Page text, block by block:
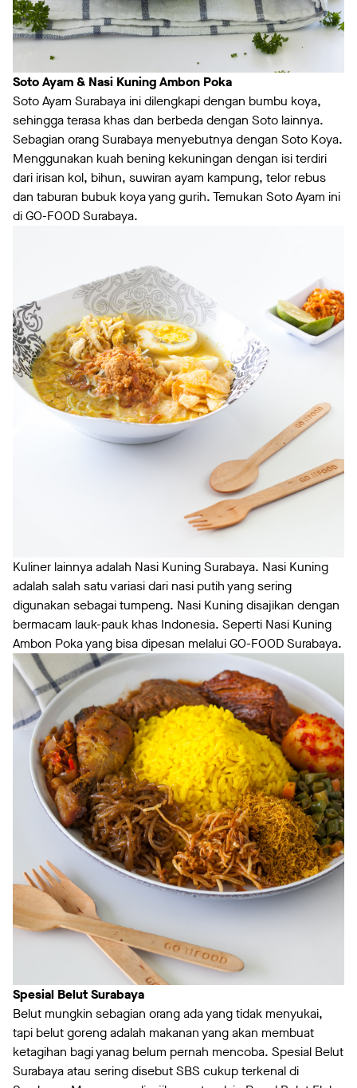
Soto Ayam & Nasi Kuning Ambon Poka
Soto Ayam Surabaya ini dilengkapi dengan bumbu koya,
sehingga terasa khas dan berbeda dengan Soto lainnya.
Sebagian orang Surabaya menyebutnya dengan Soto Koya.
Menggunakan kuah bening kekuningan dengan isi terdiri
dari irisan kol, bihun, suwiran ayam kampung, telor rebus
dan taburan bubuk koya yang gurih. Temukan Soto Ayam ini
di GO-FOOD Surabaya.
Kuliner lainnya adalah Nasi Kuning Surabaya. Nasi Kuning
adalah salah satu variasi dari nasi putih yang sering
digunakan sebagai tumpeng. Nasi Kuning disajikan dengan
bermacam lauk-pauk khas Indonesia. Seperti Nasi Kuning
Ambon Poka yang bisa dipesan melalui GO-FOOD Surabaya.
Spesial Belut Surabaya
Belut mungkin sebagian orang ada yang tidak menyukai,
tapi belut goreng adalah makanan yang akan membuat
ketagihan bagi yanag belum pernah mencoba. Spesial Belut
Surabaya atau sering disebut SBS cukup terkenal di